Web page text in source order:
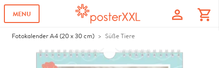
MENU profile shopping_cart
Fotokalender A4 (20 x 30 cm) Süße Tiere